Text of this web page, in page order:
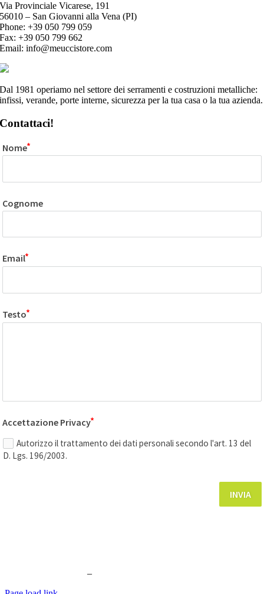
Via Provinciale Vicarese, 191
56010 – San Giovanni alla Vena (PI)
Phone: +39 050 799 059
Fax: +39 050 799 662
Email:info@meuccistore.com
Dal 1981 operiamo nel settore dei serramenti e costruzioni metalliche:
infissi, verande, porte interne, sicurezza per la tua casa o la tua azienda.
Contattaci!
Nome
Cognome
Email
Testo
Accettazione Privacy
Autorizzo il trattamento dei dati personali secondo l'art. 13 del
D. Lgs. 196/2003.
INVIA
–